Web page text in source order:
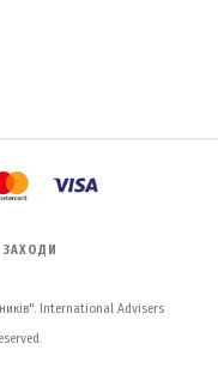
ЗАХОДИ
International Advisers